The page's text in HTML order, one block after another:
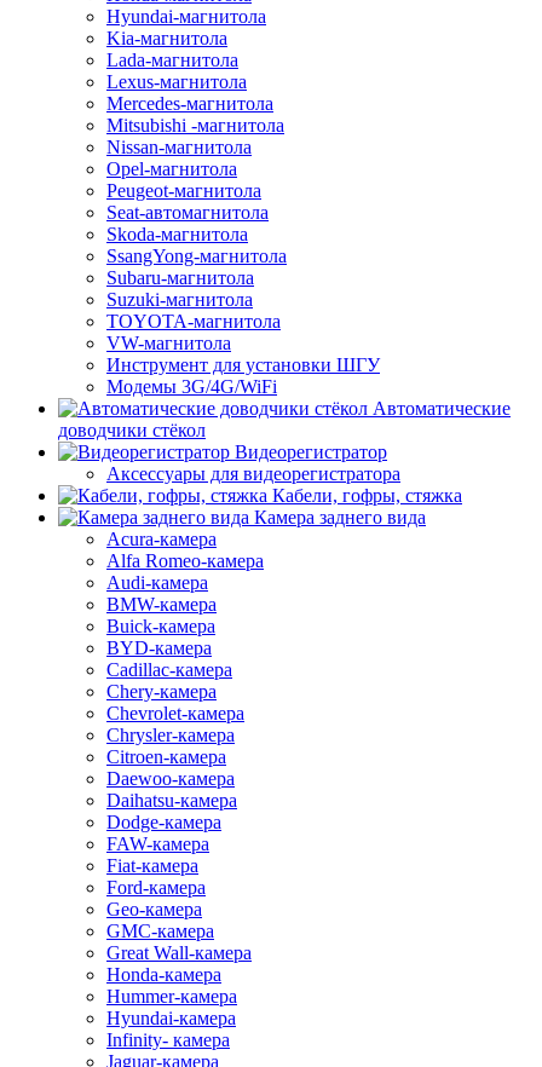
Hyundai-магнитола
Kia-магнитола
Lada-магнитола
Lexus-магнитола
Mercedes-магнитола
Mitsubishi -магнитола
Nissan-магнитола
Opel-магнитола
Peugeot-магнитола
Seat-автомагнитола
Skoda-магнитола
SsangYong-магнитола
Subaru-магнитола
Suzuki-магнитола
TOYOTA-магнитола
VW-магнитола
Инструмент для установки ШГУ
Модемы 3G/4G/WiFi
Автоматические
доводчики стёкол
Видеорегистратор
Аксессуары для видеорегистратора
Кабели, гофры, стяжка
Камера заднего вида
Acura-камера
Alfa Romeo-камера
Audi-камера
BMW-камера
Buick-камера
BYD-камера
Cadillac-камера
Chery-камера
Chevrolet-камера
Chrysler-камера
Citroen-камера
Daewoo-камера
Daihatsu-камера
Dodge-камера
FAW-камера
Fiat-камера
Ford-камера
Geo-камера
GMC-камера
Great Wall-камера
Honda-камера
Hummer-камера
Hyundai-камера
Infinity- камера
Jaguar-камера